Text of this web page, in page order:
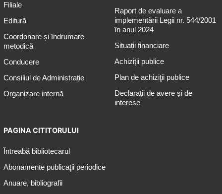
Filiale
Editură
Coordonare și îndrumare
metodică
Conducere
Consiliul de Administrație
Organizare internă
Raport de evaluare a
implementării Legii nr. 544/2001
în anul 2024
Situații financiare
Achiziții publice
Plan de achiziţii publice
Declarații de avere și de
interese
PAGINA CITITORULUI
Întreabă bibliotecarul
Abonamente publicaţii periodice
Anuare, bibliografii